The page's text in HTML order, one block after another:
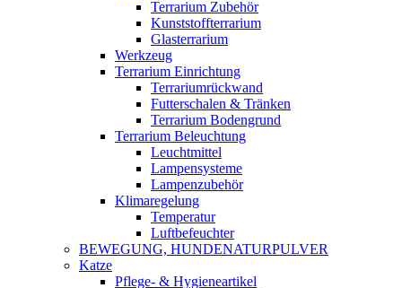
Terrarium Zubehör
Kunststoffterrarium
Glasterrarium
Werkzeug
Terrarium Einrichtung
Terrariumrückwand
Futterschalen & Tränken
Terrarium Bodengrund
Terrarium Beleuchtung
Leuchtmittel
Lampensysteme
Lampenzubehör
Klimaregelung
Temperatur
Luftbefeuchter
BEWEGUNG, HUNDENATURPULVER
Katze
Pflege- & Hygieneartikel